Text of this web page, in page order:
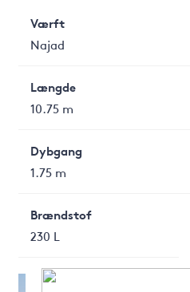
Værft
Najad
Længde
10.75 m
Dybgang
1.75 m
Brændstof
230 L